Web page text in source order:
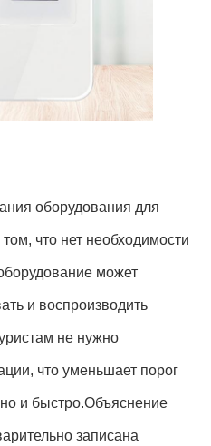
оборудования для
что нет необходимости
может
и воспроизводить
не нужно
что уменьшает порог
и быстро.Объяснение
записана